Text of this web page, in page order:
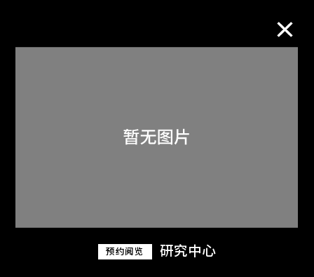
预约阅览 研究中心
关于M+藏品
探索世界顶级的二十及二十一世纪视觉